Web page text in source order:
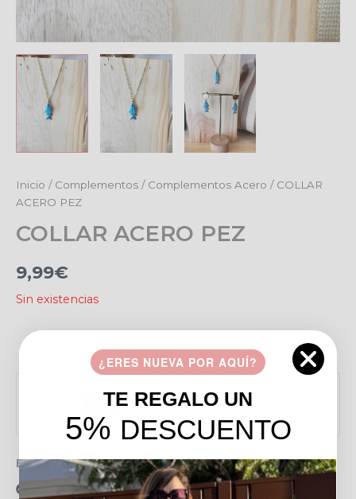
Inicio / Complementos / Complementos Acero / COLLAR
ACERO PEZ
COLLAR ACERO PEZ
9,99€
Sin existencias
Añadir a favoritos
Pago seguro garantizado
Envío gratis en pedidos de más de 49 €
15 días para realizar devoluciones
¿ERES NUEVA POR AQUÍ?
TE REGALO UN
5% DESCUENTO